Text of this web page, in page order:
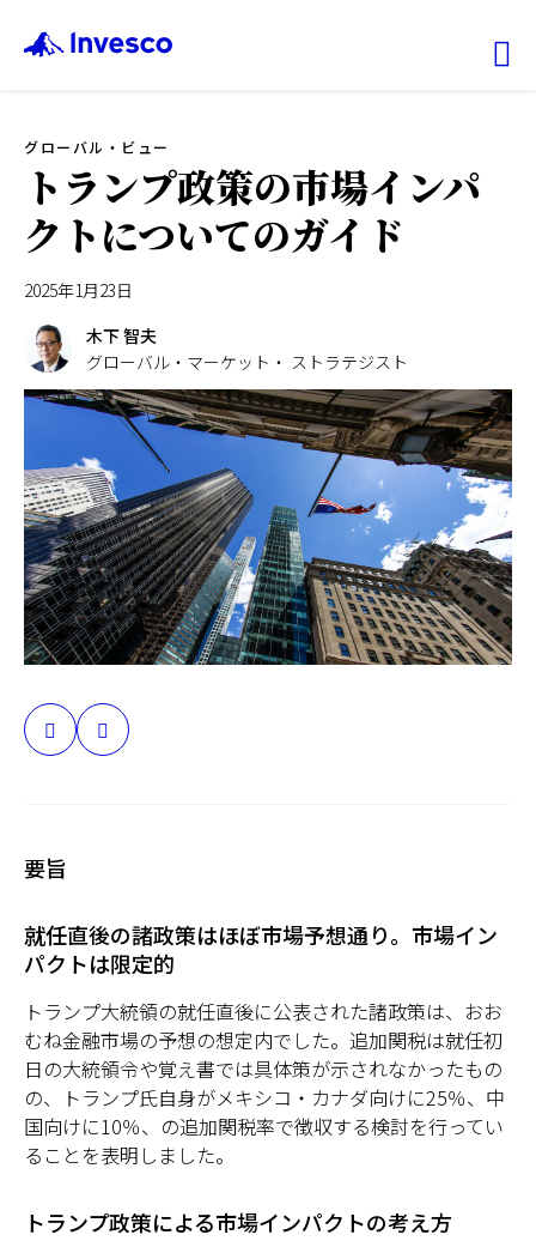
ファンド情報
マーケット情報
会社情報
機関投資家
日本
グローバル・ビュー
トランプ政策の市場インパ
クトについてのガイド
2025年1月23日
木下 智夫
グローバル・マーケット・ ストラテジスト
要旨
就任直後の諸政策はほぼ市場予想通り。市場イン
パクトは限定的
トランプ大統領の就任直後に公表された諸政策は、おお
むね金融市場の予想の想定内でした。追加関税は就任初
日の大統領令や覚え書では具体策が示されなかったもの
の、トランプ氏自身がメキシコ・カナダ向けに25％、中
国向けに10％、の追加関税率で徴収する検討を行ってい
ることを表明しました。
トランプ政策による市場インパクトの考え方